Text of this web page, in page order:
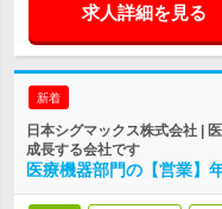
求人詳細を見る
新着
日本シグマックス株式会社 |
成長する会社です
医療機器部門の【営業】